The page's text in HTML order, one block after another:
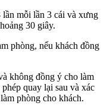
mỗi lần 3 cái và xưng
30 giây.
phòng, nếu khách đồng
không đồng ý cho làm
quay lại sau và xác
phòng cho khách.